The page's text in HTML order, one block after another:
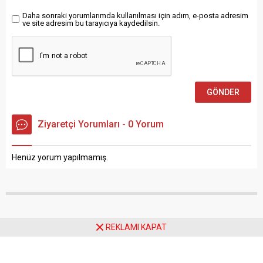
“Sokak Sağlıklaştırma ve
Çevre Düzenleme
Projesi”ni” tamamladıklarını
duyurdu. Yavaş,...
Daha sonraki yorumlarımda kullanılması için adım, e-posta adresim
ve site adresim bu tarayıcıya kaydedilsin.
Ziyaretçi Yorumları - 0 Yorum
Henüz yorum yapılmamış.
REKLAMI KAPAT